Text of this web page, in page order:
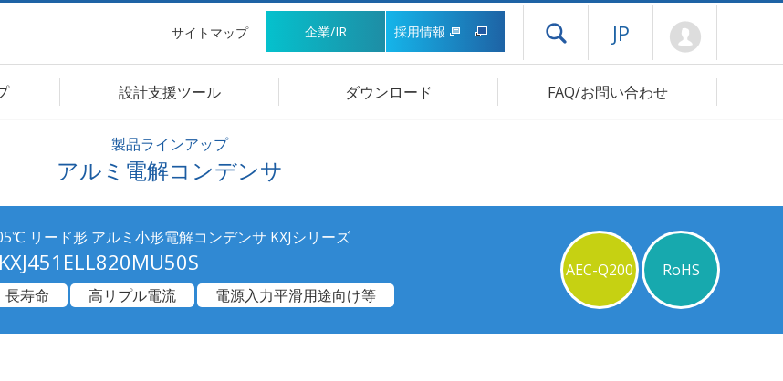
サイトマップ 企業/IR 採用情報 ドロワーメニューを開く
JP
設計支援ツール ダウンロード FAQ/お問い合わせ
製品ラインアップ
アルミ電解コンデンサ
リード形 アルミ小形電解コンデンサ KXJシリーズ
AEC-Q200
RoHS
長寿命
高リプル電流 電源入力平滑用途向け等